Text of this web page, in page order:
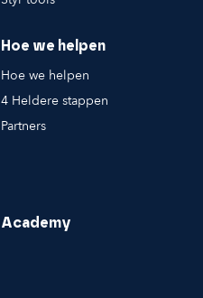
Hoe we helpen
Hoe we helpen
4 Heldere stappen
Partners
Academy